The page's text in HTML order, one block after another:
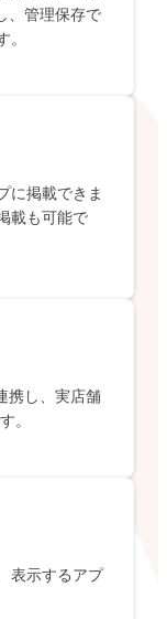
、管理保存で
。
に掲載できま
載も可能で
携し、実店舗
。
表示するアプ